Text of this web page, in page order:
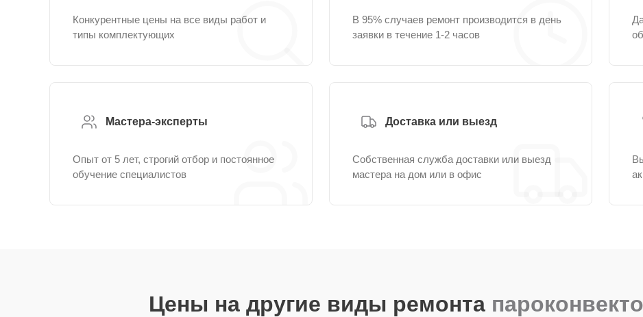
Конкурентные цены на все виды работ и
типы комплектующих
В 95% случаев ремонт производится в день
заявки в течение 1-2 часов
Мастера-эксперты
Опыт от 5 лет, строгий отбор и постоянное
обучение специалистов
Доставка или выезд
Собственная служба доставки или выезд
мастера на дом или в офис
Цены на другие виды ремонта